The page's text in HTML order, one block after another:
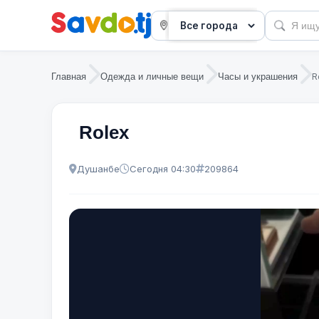
Главная Одежда и личные вещи Часы и украшения
Rolex
Душанбе Сегодня 04:30 209864